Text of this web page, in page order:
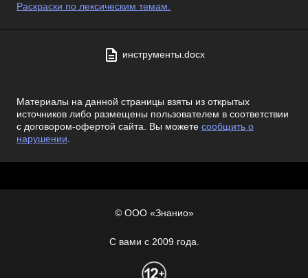
Раскраски по лексическим темам.
инструменты.docx
Материалы на данной страницы взяты из открытых
источников либо размещены пользователем в соответствии
с договором-офертой сайта. Вы можете сообщить о
нарушении.
© ООО «Знанио»
С вами с 2009 года.